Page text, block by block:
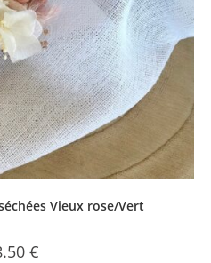
Vieux rose/Vert
€